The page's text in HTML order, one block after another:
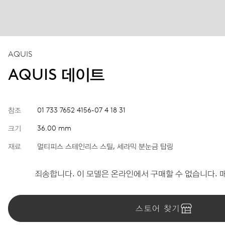
AQUIS
AQUIS 데이트
참조 01 733 7652 4156-07 4 18 31
크기 36.00 mm
재료 멀티피스 스테인리스 스틸, 세라믹 분눈금 탑링
죄송합니다. 이 모델은 온라인에서 구매할 수 없습니다.
스토어 찾기